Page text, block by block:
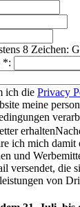
8 Zeichen:
*:
ich die Privacy
meine
erhalten
ich mich damit
und
versendet, die
von